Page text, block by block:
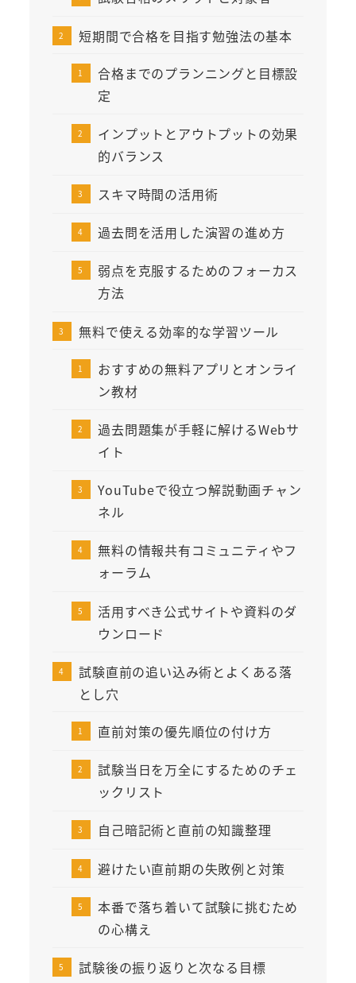
短期間で合格を目指す勉強法の基本
合格までのプランニングと目標設
定
インプットとアウトプットの効果
的バランス
スキマ時間の活用術
過去問を活用した演習の進め方
弱点を克服するためのフォーカス
方法
無料で使える効率的な学習ツール
おすすめの無料アプリとオンライ
ン教材
過去問題集が手軽に解けるWebサ
イト
YouTubeで役立つ解説動画チャン
ネル
無料の情報共有コミュニティやフ
ォーラム
活用すべき公式サイトや資料のダ
ウンロード
試験直前の追い込み術とよくある落
とし穴
直前対策の優先順位の付け方
試験当日を万全にするためのチェ
ックリスト
自己暗記術と直前の知識整理
避けたい直前期の失敗例と対策
本番で落ち着いて試験に挑むため
の心構え
試験後の振り返りと次なる目標